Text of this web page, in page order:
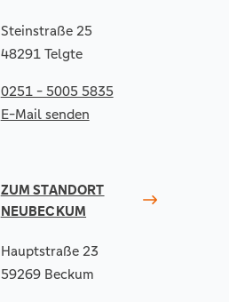
Steinstraße 25
48291 Telgte
0251 - 5005 5835
E-Mail senden
ZUM STANDORT
NEUBECKUM
Hauptstraße 23
59269 Beckum